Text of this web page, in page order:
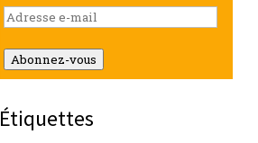
Adresse
e-
mail
Abonnez-vous
Étiquettes